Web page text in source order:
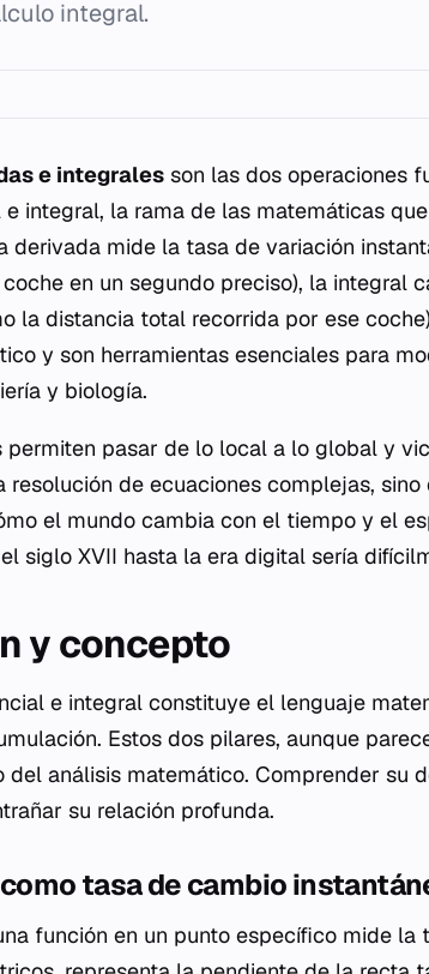
integral.
e integrales son las dos operaciones
e integral, la rama de las matemáticas
derivada mide la tasa de variación
en un segundo preciso), la integral
la distancia total recorrida por ese
y son herramientas esenciales para
y biología.
permiten pasar de lo local a lo global y
resolución de ecuaciones complejas,
el mundo cambia con el tiempo y el
siglo XVII hasta la era digital sería
y concepto
e integral constituye el lenguaje
Estos dos pilares, aunque
del análisis matemático. Comprender su
su relación profunda.
tasa de cambio
función en un punto específico mide la